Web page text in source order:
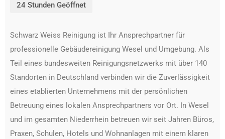
24 Stunden Geöffnet
Schwarz Weiss Reinigung ist Ihr Ansprechpartner für
professionelle Gebäudereinigung Wesel und Umgebung. Als
Teil eines bundesweiten Reinigungsnetzwerks mit über 140
Standorten in Deutschland verbinden wir die Zuverlässigkeit
eines etablierten Unternehmens mit der persönlichen
Betreuung eines lokalen Ansprechpartners vor Ort. In Wesel
und im gesamten Niederrhein betreuen wir seit Jahren Büros,
Praxen, Schulen, Hotels und Wohnanlagen mit einem klaren